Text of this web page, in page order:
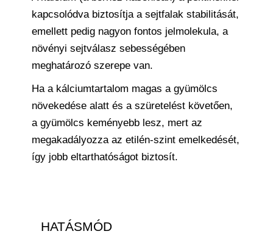
kapcsolódva biztosítja a sejtfalak stabilitását,
emellett pedig nagyon fontos jelmolekula, a
növényi sejtválasz sebességében
meghatározó szerepe van.
Ha a kálciumtartalom magas a gyümölcs
növekedése alatt és a szüretelést követően,
a gyümölcs keményebb lesz, mert az
megakadályozza az etilén-szint emelkedését,
így jobb eltarthatóságot biztosít.
HATÁSMÓD